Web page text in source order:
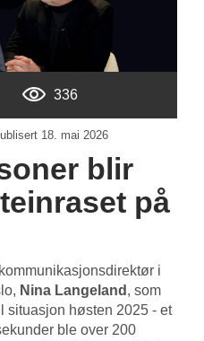
336
18. mai 2026
blir
på
i
Nina Langeland , som
situasjon høsten 2025 - et
ble over 200